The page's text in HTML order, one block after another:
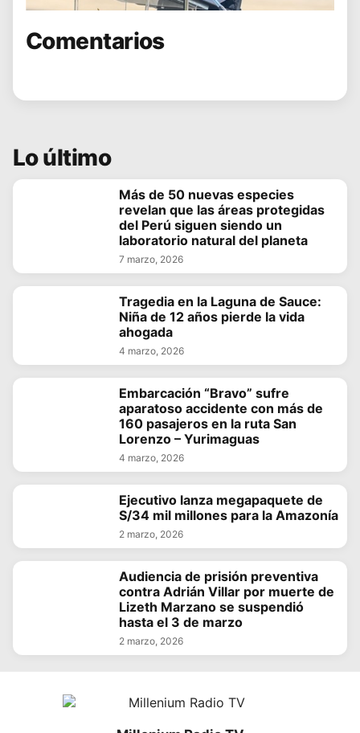
Comentarios
Lo último
Más de 50 nuevas especies
revelan que las áreas protegidas
del Perú siguen siendo un
laboratorio natural del planeta
7 marzo, 2026
Tragedia en la Laguna de Sauce:
Niña de 12 años pierde la vida
ahogada
4 marzo, 2026
Embarcación “Bravo” sufre
aparatoso accidente con más de
160 pasajeros en la ruta San
Lorenzo – Yurimaguas
4 marzo, 2026
Ejecutivo lanza megapaquete de
S/34 mil millones para la Amazonía
2 marzo, 2026
Audiencia de prisión preventiva
contra Adrián Villar por muerte de
Lizeth Marzano se suspendió
hasta el 3 de marzo
2 marzo, 2026